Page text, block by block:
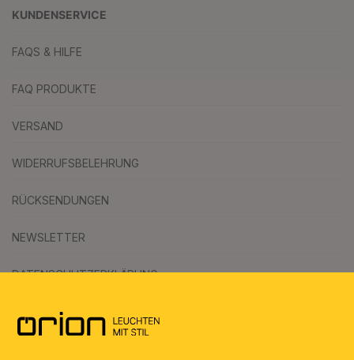
KUNDENSERVICE
FAQS & HILFE
FAQ PRODUKTE
VERSAND
WIDERRUFSBELEHRUNG
RÜCKSENDUNGEN
NEWSLETTER
DATENSCHUTZERKLÄRUNG